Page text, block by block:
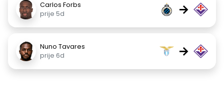
Carlos Forbs
prije 5d
→
Nuno Tavares
prije 6d
→